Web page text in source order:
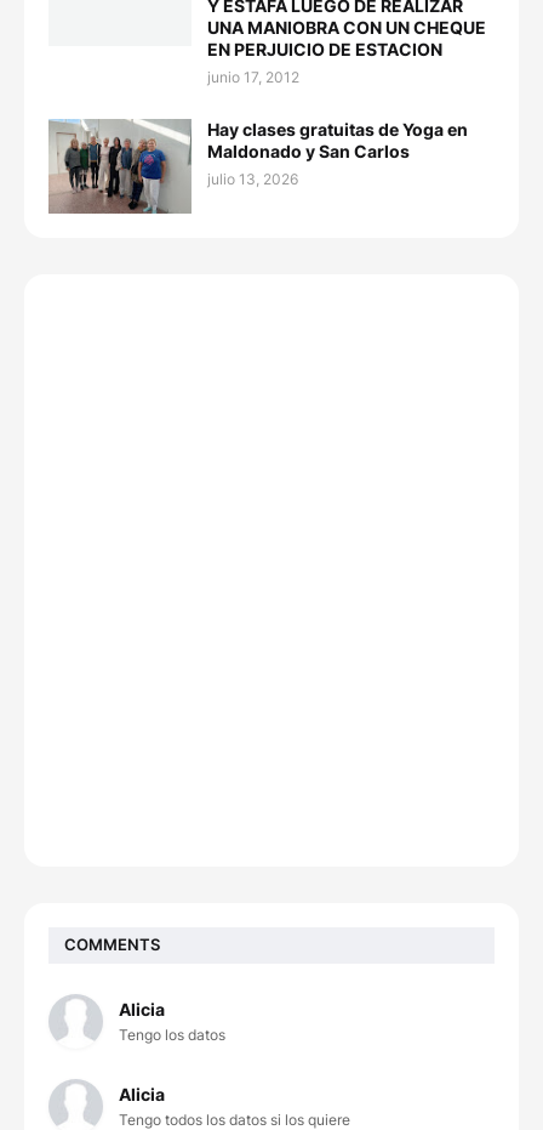
Y ESTAFA LUEGO DE REALIZAR
UNA MANIOBRA CON UN CHEQUE
EN PERJUICIO DE ESTACION
junio 17, 2012
Hay clases gratuitas de Yoga en
Maldonado y San Carlos
julio 13, 2026
COMMENTS
Alicia
Tengo los datos
Alicia
Tengo todos los datos si los quiere